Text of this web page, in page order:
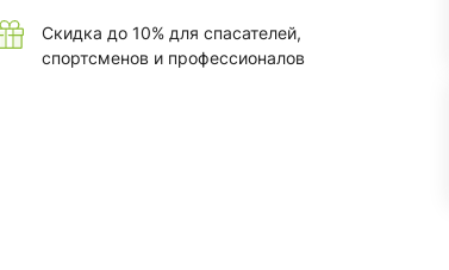
Скидка до 10% для спасателей,
спортсменов и профессионалов